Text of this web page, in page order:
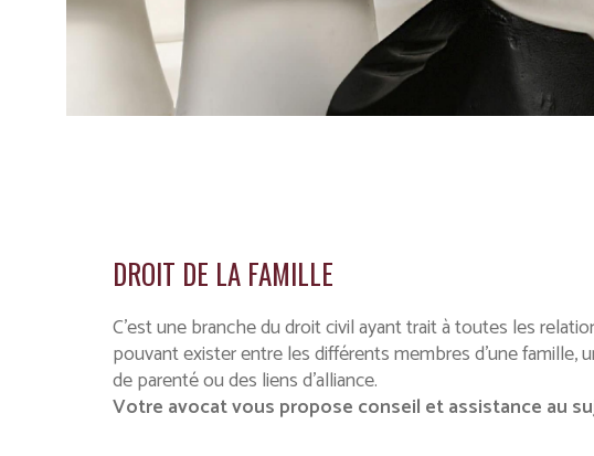
DROIT DE LA FAMILLE
C’est une branche du droit civil ayant trait à toutes les
pouvant exister entre les différents membres d’une famille,
de parenté ou des liens d’alliance.
Votre avocat vous propose conseil et assistance au